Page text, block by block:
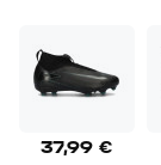
37,99 €